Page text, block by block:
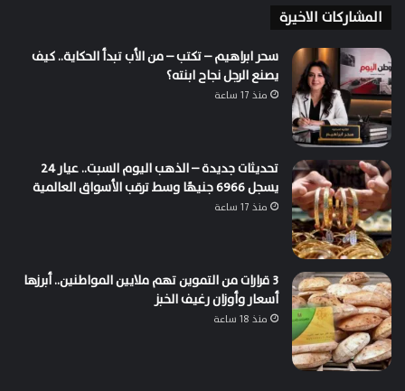
المشاركات الاخيرة
سحر ابراهيم – تكتب – من الأب تبدأ الحكاية.. كيف
يصنع الرجل نجاح ابنته؟
منذ 17 ساعة
تحديثات جديدة – الذهب اليوم السبت.. عيار 24
يسجل 6966 جنيهًا وسط ترقب الأسواق العالمية
منذ 17 ساعة
3 قرارات من التموين تهم ملايين المواطنين.. أبرزها
أسعار وأوزان رغيف الخبز
منذ 18 ساعة